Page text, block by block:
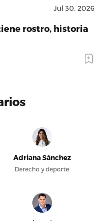
Jul 30, 2026
rostro, historia
Adriana Sánchez
Derecho y deporte